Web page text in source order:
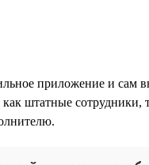
приложение и
штатные сотрудники,